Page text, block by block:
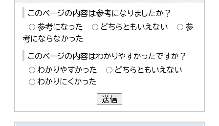
このページの内容は参考になりましたか？
参考になった
どちらともいえない
参
考にならなかった
このページの内容はわかりやすかったですか？
わかりやすかった
どちらともいえない
わかりにくかった
送信